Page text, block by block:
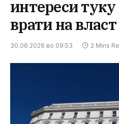
интереси туку
врати на власт
30.06.2026 во 09:53 2 Mins